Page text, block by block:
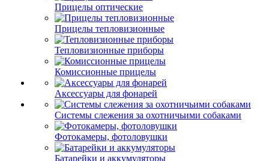
Прицелы оптические
Прицелы тепловизионные
Тепловизионные приборы
Комиссионные прицелы
Аксессуары для фонарей
Системы слежения за охотничьими собаками
Фотокамеры, фотоловушки
Батарейки и аккумуляторы